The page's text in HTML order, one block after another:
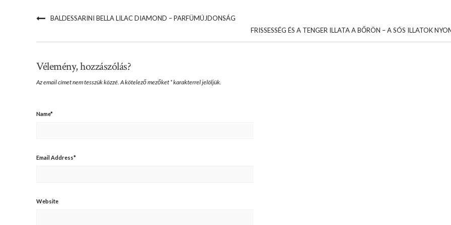
BALDESSARINI BELLA LILAC DIAMOND – PARFÜMÚJDONSÁG
FRISSESSÉG ÉS A TENGER ILLATA A BŐRÖN – A SÓS ILLATOK
Vélemény, hozzászólás?
Az email címet nem tesszük közzé. A kötelező mezőket *karakterrel jelöljük.
Name*
Email Address*
Website